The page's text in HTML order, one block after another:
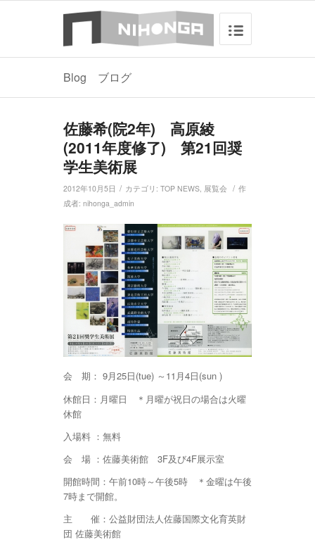
Blog ブログ
佐藤希(院2年) 高原綾
(2011年度修了) 第21回奨
学生美術展
2012年10月5日 / カテゴリ: TOP NEWS, 展覧会 / 作
成者: nihonga_admin
会 期： 9月25日(tue) ～11月4日(sun )
休館日：月曜日 ＊月曜が祝日の場合は火曜
休館
入場料 ：無料
会 場 ：佐藤美術館 3F及び4F展示室
開館時間：午前10時～午後5時 ＊金曜は午後
7時まで開館。
主 催：公益財団法人佐藤国際文化育英財
団 佐藤美術館